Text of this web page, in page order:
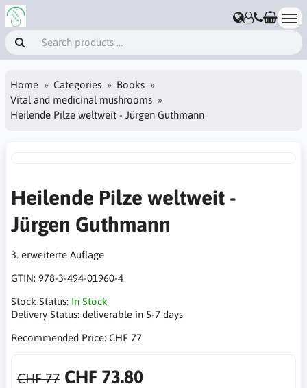
Home Categories
Books
Vital and medicinal mushrooms
Heilende Pilze weltweit - Jürgen Guthmann
Heilende Pilze weltweit -
Jürgen Guthmann
3. erweiterte Auflage
GTIN: 978-3-494-01960-4
Stock Status: In Stock
Delivery Status: deliverable in 5-7 days
Recommended Price: CHF 77
CHF 77 CHF 73.80